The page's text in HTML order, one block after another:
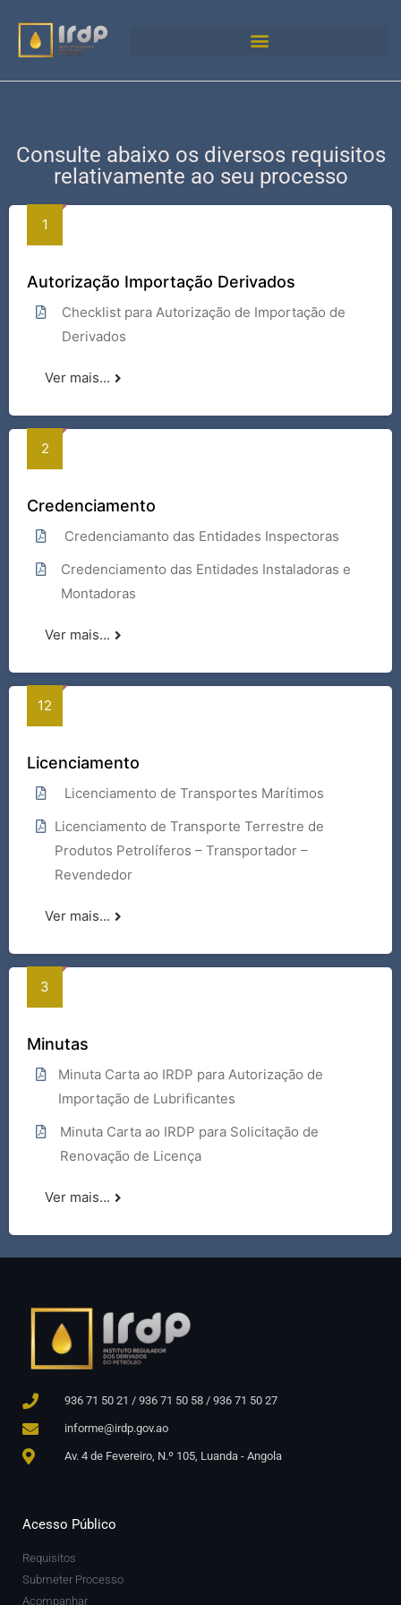
Consulte abaixo os diversos requisitos
relativamente ao seu processo
Autorização Importação Derivados
Checklist para Autorização de Importação de
Derivados
Ver mais...
Credenciamento
Credenciamanto das Entidades Inspectoras
Credenciamento das Entidades Instaladoras e
Montadoras
Ver mais...
Licenciamento
Licenciamento de Transportes Marítimos
Licenciamento de Transporte Terrestre de
Produtos Petrolíferos – Transportador –
Revendedor
Ver mais...
Minutas
Minuta Carta ao IRDP para Autorização de
Importação de Lubrificantes
Minuta Carta ao IRDP para Solicitação de
Renovação de Licença
Ver mais...
936 71 50 21 / 936 71 50 58 / 936 71 50 27
informe@irdp.gov.ao
Av. 4 de Fevereiro, N.º 105, Luanda - Angola
Acesso Público
Requisitos
Submeter Processo
Acompanhar